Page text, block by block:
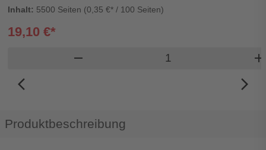
Inhalt: 5500 Seiten (0,35 €* / 100 Seiten)
19,10 €*
remove Produkt Warenkorbadd
arrow_back_ios_new
arrow_forward_ios
Produktbeschreibung